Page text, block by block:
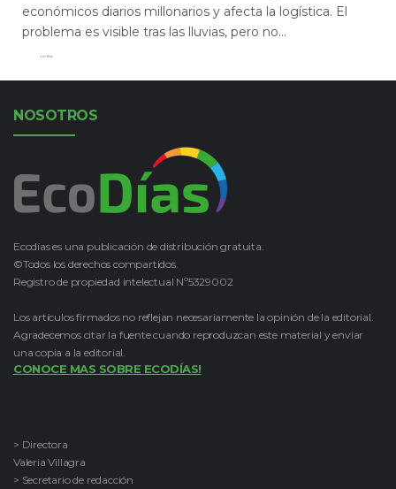
económicos diarios millonarios y afecta la logística. El
problema es visible tras las lluvias, pero no...
Leer Más
NOSOTROS
Ecodías es una publicación de distribución gratuita.
©Todos los derechos compartidos.
Registro de propiedad intelectual Nº5329002
Los artículos firmados no reflejan necesariamente la opinión de la editorial.
Agradecemos citar la fuente cuando reproduzcan este material y enviar
una copia a la editorial.
CONOCE MAS SOBRE ECODÍAS!
> Directora
Valeria Villagra
> Secretario de redacción